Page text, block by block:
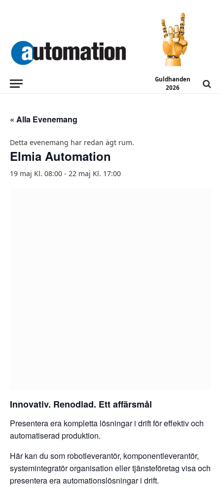
Guldhanden
2026
« Alla Evenemang
Detta evenemang har redan ägt rum.
Elmia Automation
19 maj Kl. 08:00 - 22 maj Kl. 17:00
Innovativ. Renodlad. Ett affärsmål
Presentera era kompletta lösningar i drift för effektiv och
automatiserad produktion.
Här kan du som robotleverantör, komponentleverantör,
systemintegratör organisation eller tjänsteföretag visa och
presentera era automationslösningar i drift.